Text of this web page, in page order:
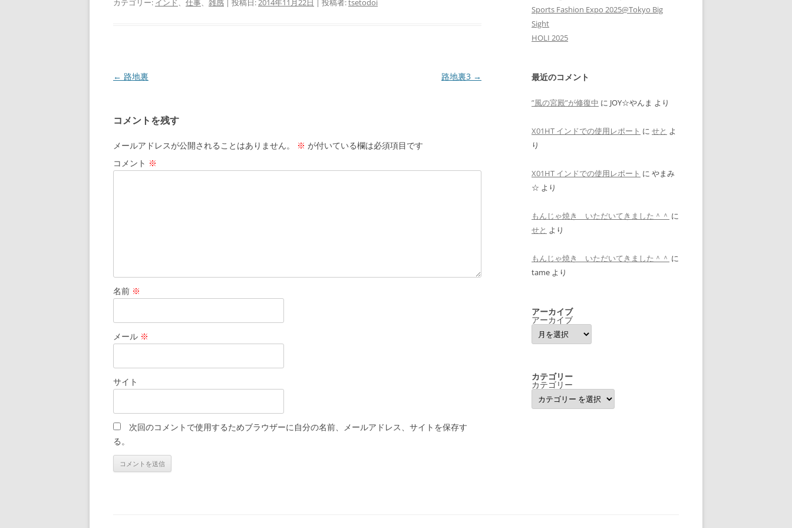
カテゴリー: インド、 仕事、 雑感 | 投稿日:2014年11月22日 | 投稿者:tsetodoi
投
ビ
ゲ
ー
シ
← 路地裏 路地裏3 →
コメントを残す
メールアドレスが公開されることはありません。 ※ が付いている欄は必須項目です
コメント ※
名前 ※
メール ※
サイト
次回のコメントで使用するためブラウザーに自分の名前、メールアドレス、サイトを保存す
る。
Sports Fashion Expo 2025@Tokyo Big
Sight
HOLI 2025
最近のコメント
”風の宮殿”が修復中 に JOY☆やんま より
X01HT インドでの使用レポート に せと よ
り
X01HT インドでの使用レポート に やまみ
☆ より
もんじゃ焼き いただいてきました＾＾ に
せと より
もんじゃ焼き いただいてきました＾＾ に
tame より
アーカイブ
アーカイブ
カテゴリー
カテゴリー